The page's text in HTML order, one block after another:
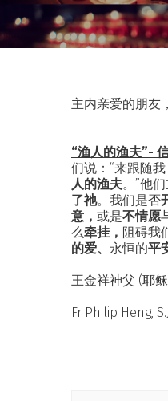
主内亲爱的朋友，
“渔人的渔夫”-
们说：“来跟随
人的渔夫。”他
了祂。我们是否
意， 或是不情愿
么牵挂， 阻碍我
的爱、 永恒的平
王金祥神父 (耶
Fr Philip Heng,